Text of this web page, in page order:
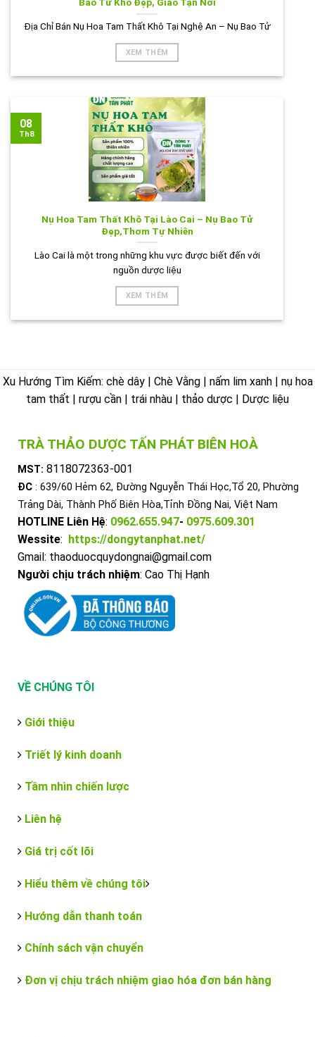
Địa Chỉ Bán Nụ Hoa Tam Thất Khô Tại Nghệ An – Nụ Bao Tử
XEM THÊM
Nụ Hoa Tam Thất Khô Tại Lào Cai – Nụ Bao Tử
Đẹp,Thơm Tự Nhiên
Lào Cai là một trong những khu vực được biết đến với
nguồn dược liệu
XEM THÊM
08
Th8
Xu Hướng Tìm Kiếm: chè dây | Chè Vằng | nấm lim xanh | nụ hoa
tam thất | rượu cần | trái nhàu | thảo dược | Dược liệu
TRÀ THẢO DƯỢC TẤN PHÁT BIÊN HOÀ
MST: 8118072363-001
ĐC : 639/60 Hẻm 62, Đường Nguyễn Thái Học,Tổ 20, Phường
Trảng Dài, Thành Phố Biên Hòa,Tỉnh Đồng Nai, Việt Nam
HOTLINE Liên Hệ: 0962.655.947- 0975.609.301
Wessite: https://dongytanphat.net/
Gmail: thaoduocquydongnai@gmail.com
Người chịu trách nhiệm: Cao Thị Hạnh
VỀ CHÚNG TÔI
Giới thiệu
Triết lý kinh doanh
Tầm nhìn chiến lược
Liên hệ
Giá trị cốt lõi
Hiểu thêm về chúng tôi
Hướng dẫn thanh toán
Chính sách vận chuyển
Đơn vị chịu trách nhiệm giao hóa đơn bán hàng